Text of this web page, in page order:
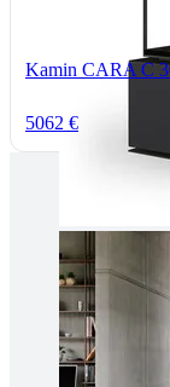
Kamin CARA C
5062 €